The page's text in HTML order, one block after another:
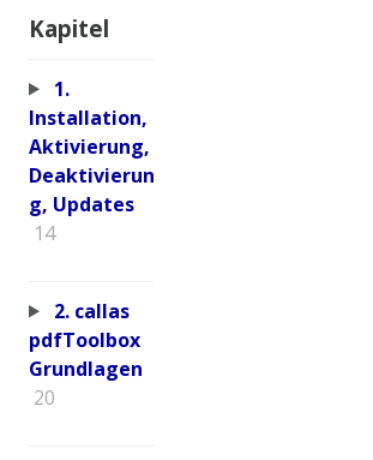
Kapitel
1.
Installation,
Aktivierung,
Deaktivierun
g, Updates
14
2. callas
pdfToolbox
Grundlagen
20